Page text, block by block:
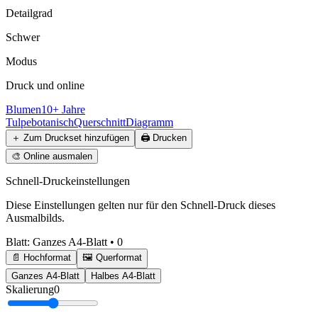
Detailgrad
Schwer
Modus
Druck und online
Blumen10+ Jahre
TulpebotanischQuerschnittDiagramm
＋ Zum Druckset hinzufügen 🖨️ Drucken
🎨 Online ausmalen
Schnell-Druckeinstellungen
Diese Einstellungen gelten nur für den Schnell-Druck dieses
Ausmalbilds.
Blatt: Ganzes A4-Blatt • 0
📄 Hochformat
🖼️ Querformat
Ganzes A4-Blatt
Halbes A4-Blatt
Skalierung0